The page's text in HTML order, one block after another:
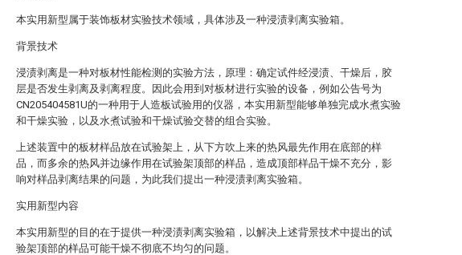
本实用新型属于装饰板材实验技术领域，具体涉及一种浸渍剥离实验箱。
背景技术
浸渍剥离是一种对板材性能检测的实验方法，原理：确定试件经浸渍、干燥后，胶
层是否发生剥离及剥离程度。因此会用到对板材进行实验的设备，例如公告号为
CN205404581U的一种用于人造板试验用的仪器，本实用新型能够单独完成水煮实验
和干燥实验，以及水煮试验和干燥试验交替的组合实验。
上述装置中的板材样品放在试验架上，从下方吹上来的热风最先作用在底部的样
品，而多余的热风并边缘作用在试验架顶部的样品，造成顶部样品干燥不充分，影
响对样品剥离结果的问题，为此我们提出一种浸渍剥离实验箱。
实用新型内容
本实用新型的目的在于提供一种浸渍剥离实验箱，以解决上述背景技术中提出的试
验架顶部的样品可能干燥不彻底不均匀的问题。